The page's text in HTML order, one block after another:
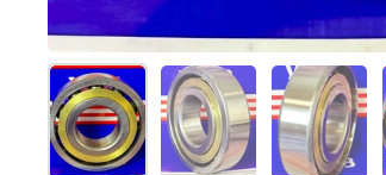
Afficher la diapositive 1
Afficher la